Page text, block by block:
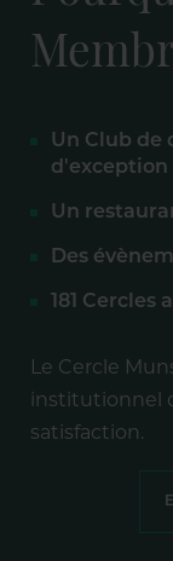
Un Club de
d'exception
Un
Des
181
Le Cercle
institutionnel
satisfaction.